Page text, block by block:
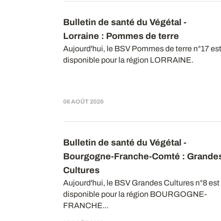
Bulletin de santé du Végétal -
Lorraine : Pommes de terre
Aujourd'hui, le BSV Pommes de terre n°17 est
disponible pour la région LORRAINE.
06 AOÛT 2026
Bulletin de santé du Végétal -
Bourgogne-Franche-Comté :
Cultures
Aujourd'hui, le BSV Grandes Cultures n°8 est
disponible pour la région BOURGOGNE-
FRANCHE...